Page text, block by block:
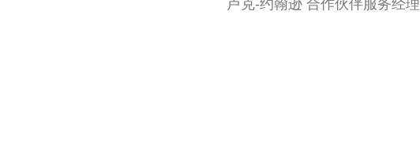
卢克-约翰逊 合作伙伴服务经理